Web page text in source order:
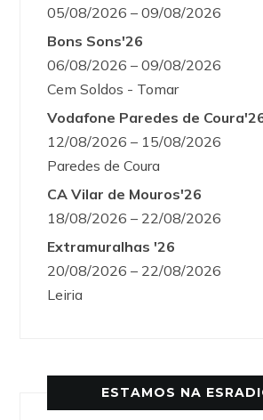
05/08/2026 – 09/08/2026
Bons Sons'26
06/08/2026 – 09/08/2026
Cem Soldos - Tomar
Vodafone Paredes de
12/08/2026 – 15/08/2026
Paredes de Coura
CA Vilar de Mouros'26
18/08/2026 – 22/08/2026
Extramuralhas '26
20/08/2026 – 22/08/2026
Leiria
ESTAMOS NA